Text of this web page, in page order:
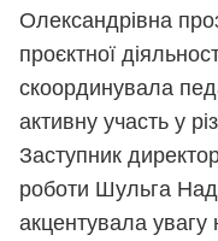
Олександрівна
проєктної
скоординувала
активну участь у
Заступник
роботи Шульга
акцентувала увагу